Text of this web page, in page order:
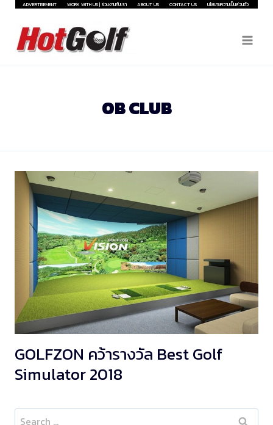
Skip
content
ADVERTISEMENT WORK WITH US | ร่วมงานกับเรา ABOUT US CONTACT US นโยบายความเป็นส่วนตัว
OB CLUB
GOLFZON คว้ารางวัล Best Golf
Simulator 2018
Search